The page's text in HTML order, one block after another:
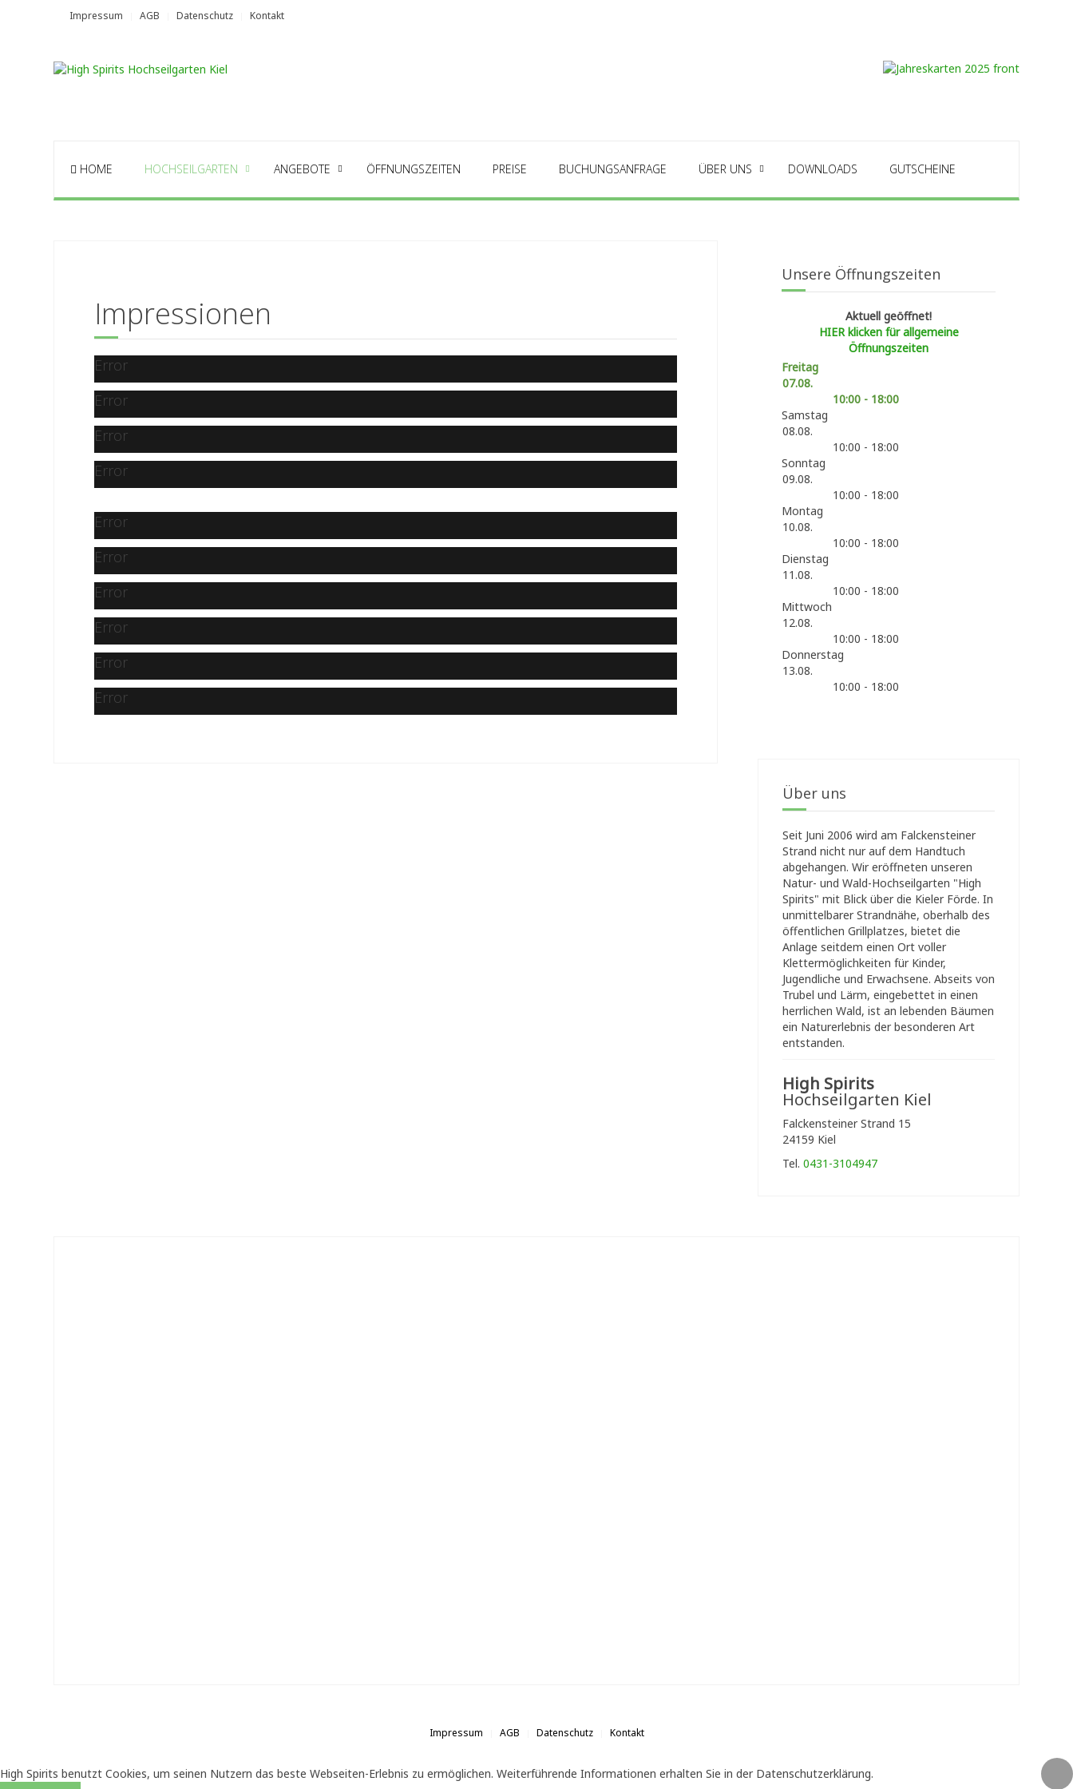
Impressum AGB Datenschutz Kontakt
HOME HOCHSEILGARTEN ANGEBOTE ÖFFNUNGSZEITEN PREISE BUCHUNGSANFRAGE ÜBER UNS DOWNLOADS GUTSCHEINE
Impressionen
Error
Error
Error
Error
Error
Error
Error
Error
Error
Error
Unsere Öffnungszeiten
Aktuell geöffnet!
HIER klicken für allgemeine
Öffnungszeiten
Freitag
07.08.
10:00 - 18:00
Samstag
08.08.
10:00 - 18:00
Sonntag
09.08.
10:00 - 18:00
Montag
10.08.
10:00 - 18:00
Dienstag
11.08.
10:00 - 18:00
Mittwoch
12.08.
10:00 - 18:00
Donnerstag
13.08.
10:00 - 18:00
Über uns
Seit Juni 2006 wird am Falckensteiner
Strand nicht nur auf dem Handtuch
abgehangen. Wir eröffneten unseren
Natur- und Wald-Hochseilgarten "High
Spirits" mit Blick über die Kieler Förde. In
unmittelbarer Strandnähe, oberhalb des
öffentlichen Grillplatzes, bietet die
Anlage seitdem einen Ort voller
Klettermöglichkeiten für Kinder,
Jugendliche und Erwachsene. Abseits von
Trubel und Lärm, eingebettet in einen
herrlichen Wald, ist an lebenden Bäumen
ein Naturerlebnis der besonderen Art
entstanden.
High Spirits
Hochseilgarten Kiel
Falckensteiner Strand 15
24159 Kiel
Tel. 0431-3104947
Impressum AGB Datenschutz Kontakt
High Spirits benutzt Cookies, um seinen Nutzern das beste Webseiten-Erlebnis zu ermöglichen. Weiterführende Informationen erhalten Sie in der Datenschutzerklärung.